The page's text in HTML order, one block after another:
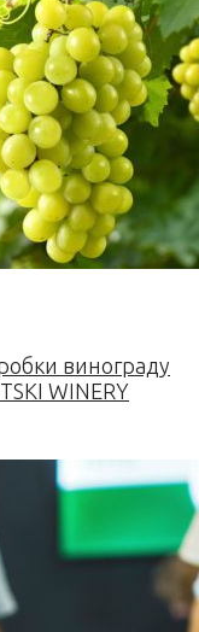
винограду
WINERY